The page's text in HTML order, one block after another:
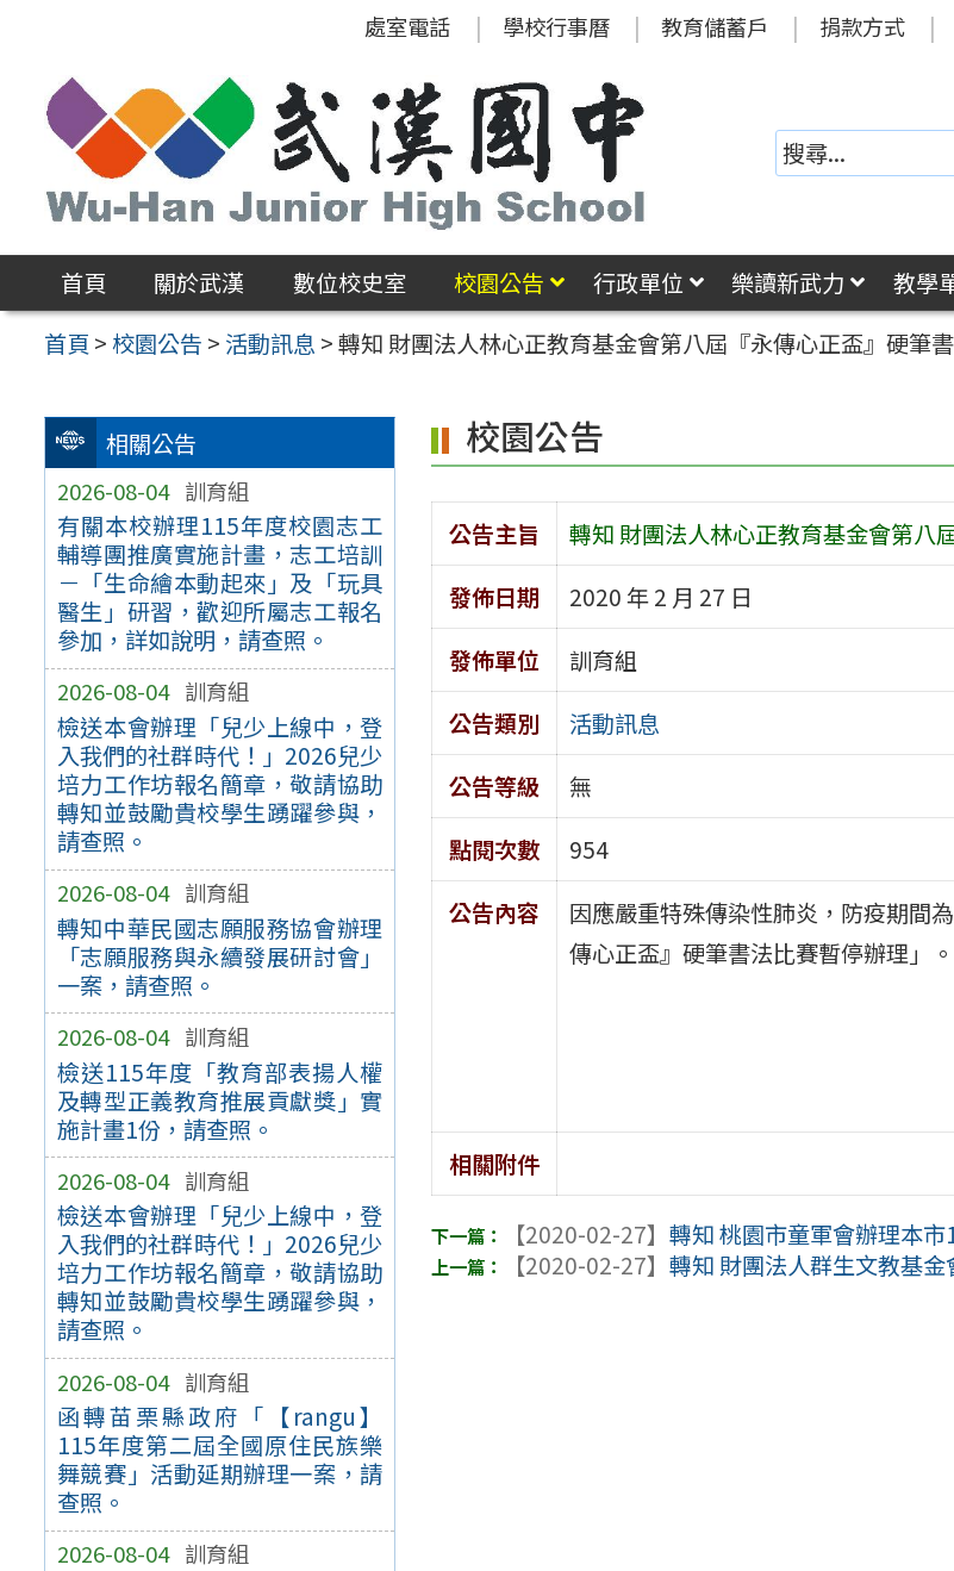
區
處室電話 學校行事曆 教育儲蓄戶 捐款方式
首頁 關於武漢 數位校史室 校園公告 行政單位 樂讀新武力 教學
首頁 >校園公告 > 活動訊息 >轉知 財團法人林心正教育基金會第八屆『永傳心正盃』硬筆
相關公告
2026-08-04 訓育組
有關本校辦理115年度校園志工
輔導團推廣實施計畫，志工培訓
－「生命繪本動起來」及「玩具
醫生」研習，歡迎所屬志工報名
參加，詳如說明，請查照。
2026-08-04 訓育組
檢送本會辦理「兒少上線中，登
入我們的社群時代！」2026兒少
培力工作坊報名簡章，敬請協助
轉知並鼓勵貴校學生踴躍參與，
請查照。
2026-08-04 訓育組
轉知中華民國志願服務協會辦理
「志願服務與永續發展研討會」
一案，請查照。
2026-08-04 訓育組
檢送115年度「教育部表揚人權
及轉型正義教育推展貢獻獎」實
施計畫1份，請查照。
2026-08-04 訓育組
檢送本會辦理「兒少上線中，登
入我們的社群時代！」2026兒少
培力工作坊報名簡章，敬請協助
轉知並鼓勵貴校學生踴躍參與，
請查照。
2026-08-04 訓育組
函轉苗栗縣政府「【rangu】
115年度第二屆全國原住民族樂
舞競賽」活動延期辦理一案，請
查照。
2026-08-04 訓育組
校園公告
公告主旨
轉知 財團法人林心正教育基金會第八
發佈日期
2020 年 2 月 27 日
發佈單位
訓育組
公告類別
活動訊息
公告等級
無
點閱次數
954
公告內容
因應嚴重特殊傳染性肺炎，防疫期間
傳心正盃』硬筆書法比賽暫停辦理」。
相關附件
【2020-02-27】轉知 桃園市童軍會辦理本
【2020-02-27】轉知 財團法人群生文教基